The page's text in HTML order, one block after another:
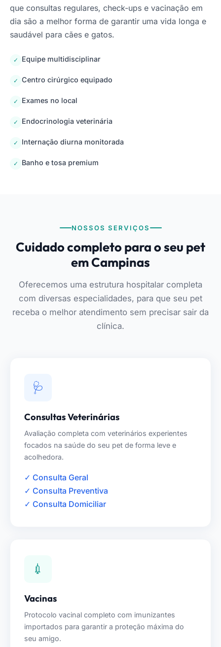
que consultas regulares, check-ups e vacinação em
dia são a melhor forma de garantir uma vida longa e
saudável para cães e gatos.
✓ Equipe multidisciplinar
✓ Centro cirúrgico equipado
✓ Exames no local
✓ Endocrinologia veterinária
✓ Internação diurna monitorada
✓ Banho e tosa premium
NOSSOS SERVIÇOS
Cuidado completo para o seu pet
em Campinas
Oferecemos uma estrutura hospitalar completa
com diversas especialidades, para que seu pet
receba o melhor atendimento sem precisar sair da
clínica.
🩺
Consultas Veterinárias
Avaliação completa com veterinários experientes
focados na saúde do seu pet de forma leve e
acolhedora.
✓ Consulta Geral
✓ Consulta Preventiva
✓ Consulta Domiciliar
💉
Vacinas
Protocolo vacinal completo com imunizantes
importados para garantir a proteção máxima do
seu amigo.